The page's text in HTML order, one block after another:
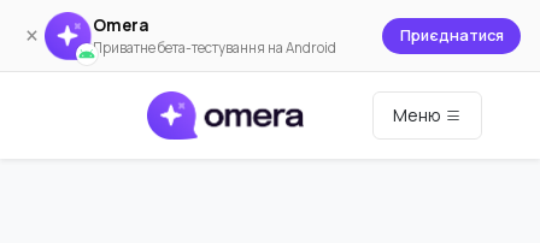
× Omera
Приватне бета-тестування на Android
Приєднатися
Меню